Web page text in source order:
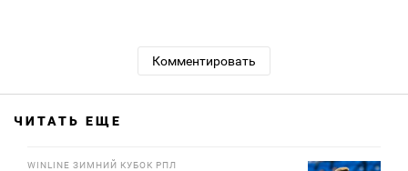
Комментировать
ЧИТАТЬ ЕЩЕ
WINLINE ЗИМНИЙ КУБОК РПЛ